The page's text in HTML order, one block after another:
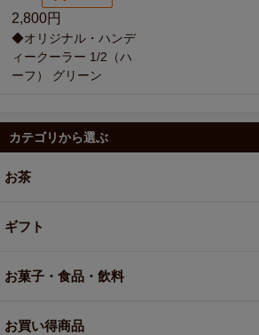
2,800円
◆オリジナル・ハンデ
ィークーラー 1/2（ハ
ーフ） グリーン
カテゴリから選ぶ
お茶
ギフト
お菓子・食品・飲料
お買い得商品